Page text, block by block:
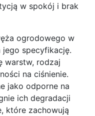
w spokój i brak
ogrodowego w
jego specyfikację.
warstw, rodzaj
na ciśnienie.
jako odporne na
ich degradacji
które zachowują